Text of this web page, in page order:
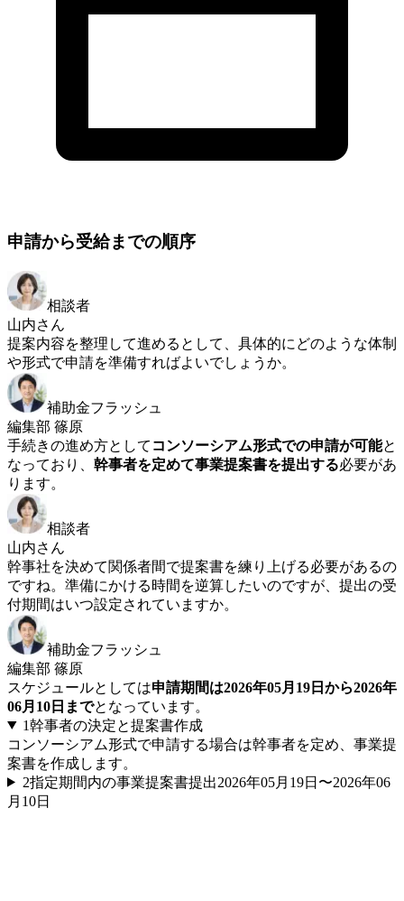
申請から受給までの順序
相談者
山内さん
提案内容を整理して進めるとして、具体的にどのような体制
や形式で申請を準備すればよいでしょうか。
補助金フラッシュ
編集部 篠原
手続きの進め方として コンソーシアム形式での申請が可能と
なっており、 幹事者を定めて事業提案書を提出する必要があ
ります。
相談者
山内さん
幹事社を決めて関係者間で提案書を練り上げる必要があるの
ですね。準備にかける時間を逆算したいのですが、提出の受
付期間はいつ設定されていますか。
補助金フラッシュ
編集部 篠原
スケジュールとしては申請期間は2026年05月19日から2026年
06月10日までとなっています。
1幹事者の決定と提案書作成
コンソーシアム形式で申請する場合は幹事者を定め、事業提
案書を作成します。
2指定期間内の事業提案書提出2026年05月19日〜2026年06
月10日